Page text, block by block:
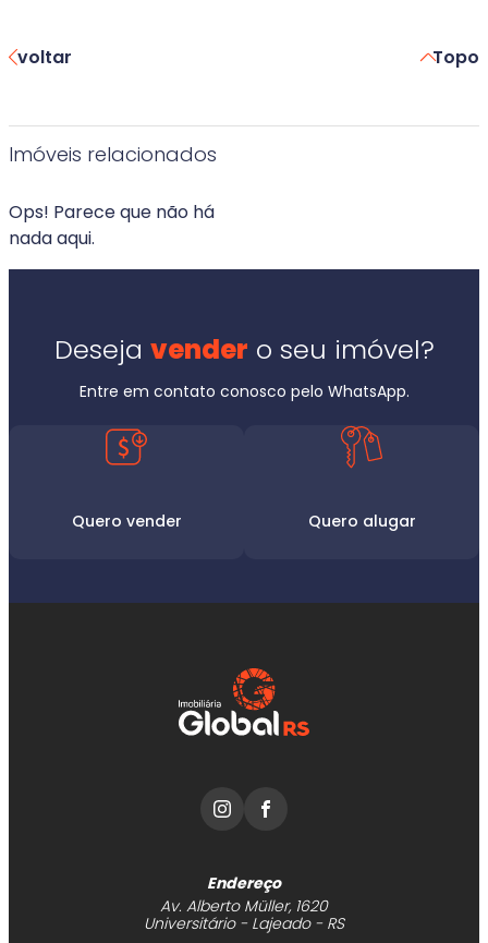
voltar Topo
Imóveis relacionados
Ops! Parece que não há
nada aqui.
Deseja vender o seu imóvel?
Entre em contato conosco pelo WhatsApp.
Quero vender Quero alugar
Endereço
Av. Alberto Müller, 1620
Universitário - Lajeado - RS